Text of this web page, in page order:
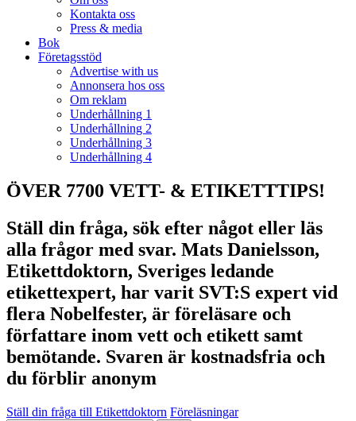
Kontakta oss
Press & media
Bok
Företagsstöd
Advertise with us
Annonsera hos oss
Om reklam
Underhållning 1
Underhållning 2
Underhållning 3
Underhållning 4
ÖVER 7700 VETT- & ETIKETTTIPS!
Ställ din fråga, sök efter något eller läs
alla frågor med svar. Mats Danielsson,
Etikettdoktorn, Sveriges ledande
etikettexpert, har varit SVT:S expert vid
flera Nobelfester, är föreläsare och
författare inom vett och etikett samt
bemötande. Svaren är kostnadsfria och
du förblir anonym
Ställ din fråga till Etikettdoktorn Föreläsningar